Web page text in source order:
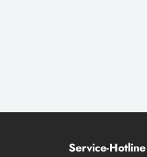
Service-Hotline